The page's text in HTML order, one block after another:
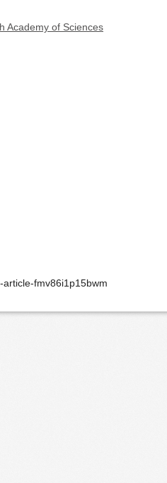
Academy of Sciences
fmv86i1p15bwm